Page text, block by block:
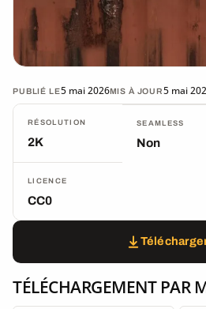
PUBLIÉ LE5 mai 2026MIS À JOUR5 mai
RÉSOLUTION
2K
SEAMLESS
Non
LICENCE
CC0
TÉLÉCHARGEMENT PAR